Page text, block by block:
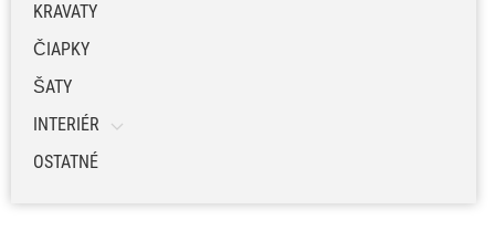
KRAVATY
ČIAPKY
ŠATY
INTERIÉR
OSTATNÉ